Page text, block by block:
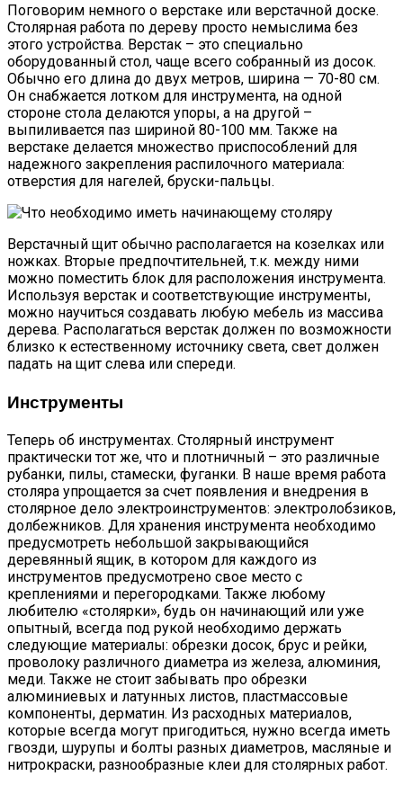
Поговорим немного о верстаке или верстачной доске.
Столярная работа по дереву просто немыслима без
этого устройства. Верстак – это специально
оборудованный стол, чаще всего собранный из досок.
Обычно его длина до двух метров, ширина — 70-80 см.
Он снабжается лотком для инструмента, на одной
стороне стола делаются упоры, а на другой –
выпиливается паз шириной 80-100 мм. Также на
верстаке делается множество приспособлений для
надежного закрепления распилочного материала:
отверстия для нагелей, бруски-пальцы.
Верстачный щит обычно располагается на козелках или
ножках. Вторые предпочтительней, т.к. между ними
можно поместить блок для расположения инструмента.
Используя верстак и соответствующие инструменты,
можно научиться создавать любую мебель из массива
дерева. Располагаться верстак должен по возможности
близко к естественному источнику света, свет должен
падать на щит слева или спереди.
Инструменты
Теперь об инструментах. Столярный инструмент
практически тот же, что и плотничный – это различные
рубанки, пилы, стамески, фуганки. В наше время работа
столяра упрощается за счет появления и внедрения в
столярное дело электроинструментов: электролобзиков,
долбежников. Для хранения инструмента необходимо
предусмотреть небольшой закрывающийся
деревянный ящик, в котором для каждого из
инструментов предусмотрено свое место с
креплениями и перегородками. Также любому
любителю «столярки», будь он начинающий или уже
опытный, всегда под рукой необходимо держать
следующие материалы: обрезки досок, брус и рейки,
проволоку различного диаметра из железа, алюминия,
меди. Также не стоит забывать про обрезки
алюминиевых и латунных листов, пластмассовые
компоненты, дерматин. Из расходных материалов,
которые всегда могут пригодиться, нужно всегда иметь
гвозди, шурупы и болты разных диаметров, масляные и
нитрокраски, разнообразные клеи для столярных работ.